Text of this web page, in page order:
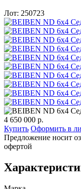
Лот: 250723
4 650 000 р.
Купить Оформить в
Предложение носит
офертой